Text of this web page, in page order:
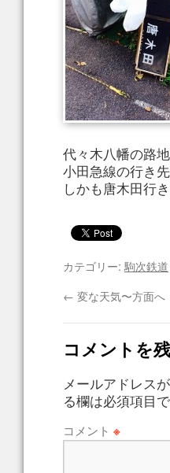
代々木八幡の路
小田急線の行き先
しかも唐木田行き
カテゴリー: 駒次鉄道
← 変な天気〜方面へ
コメントを
メールアドレス
る欄は必須項目
コメント ※